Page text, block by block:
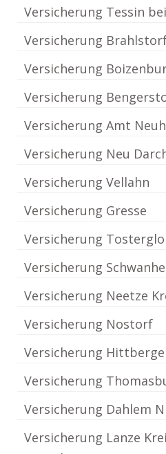
Versicherung Tessin
Versicherung
Versicherung
Versicherung
Versicherung Amt
Versicherung Neu
Versicherung Vellahn
Versicherung Gresse
Versicherung
Versicherung
Versicherung Neetze
Versicherung Nostorf
Versicherung
Versicherung
Versicherung Dahlem
Versicherung Lanze